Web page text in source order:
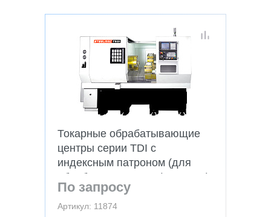
Токарные обрабатывающие
центры серии TDI с
индексным патроном (для
обработки угловых фитингов)
По запросу
Артикул: 11874